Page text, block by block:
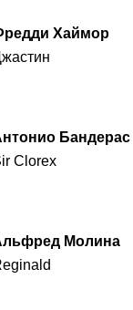
Хаймор
Бандерас
Clorex
Молина